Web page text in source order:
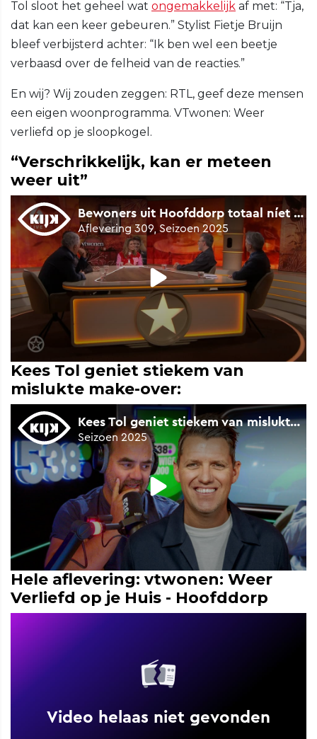
Tol sloot het geheel wat ongemakkelijk af met: “Tja,
dat kan een keer gebeuren.” Stylist Fietje Bruijn
bleef verbijsterd achter: “Ik ben wel een beetje
verbaasd over de felheid van de reacties.”
En wij? Wij zouden zeggen: RTL, geef deze mensen
een eigen woonprogramma. VTwonen: Weer
verliefd op je sloopkogel.
“Verschrikkelijk, kan er meteen
weer uit”
Kees Tol geniet stiekem van
mislukte make-over:
Hele aflevering: vtwonen: Weer
Verliefd op je Huis - Hoofddorp